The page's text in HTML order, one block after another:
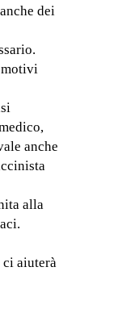
dei
motivi
anche
alla
ci aiuterà